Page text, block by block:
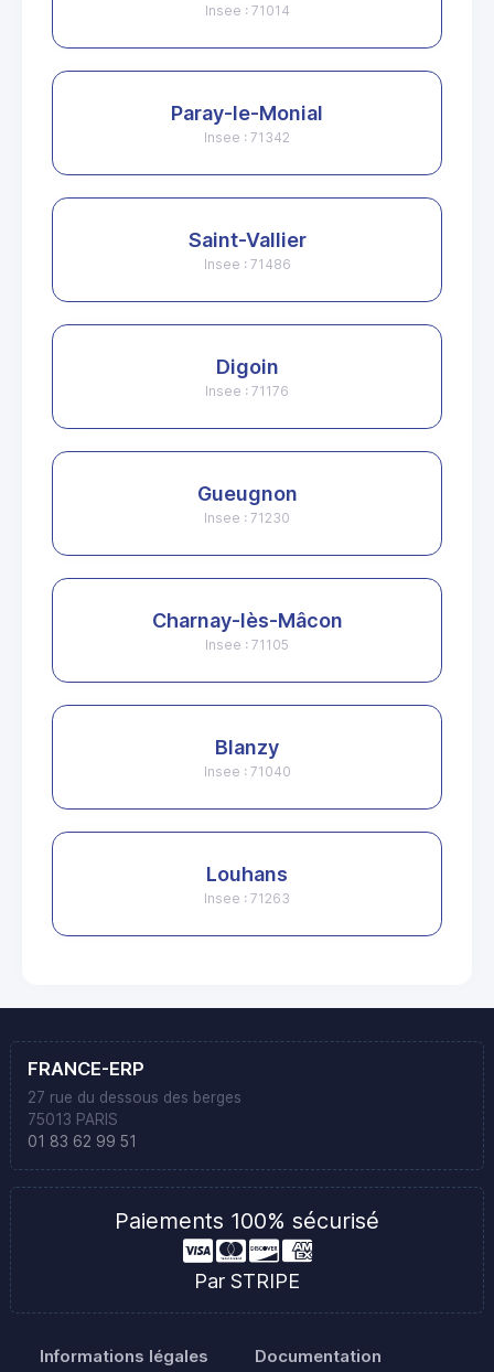
Insee : 71014
Paray-le-Monial
Insee : 71342
Saint-Vallier
Insee : 71486
Digoin
Insee : 71176
Gueugnon
Insee : 71230
Charnay-lès-Mâcon
Insee : 71105
Blanzy
Insee : 71040
Louhans
Insee : 71263
FRANCE-ERP
27 rue du dessous des berges
75013 PARIS
01 83 62 99 51
Paiements 100% sécurisé
Par STRIPE
Informations légales Documentation